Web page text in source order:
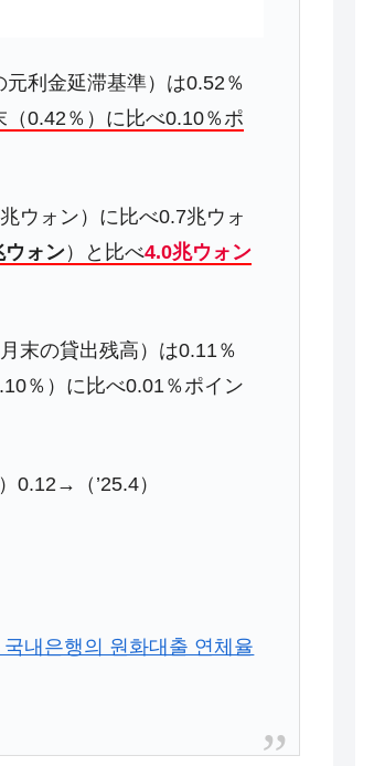
万ウォンを認定 ⇒ 総額3兆7,000億
と公示
みしたのでは。
売れている。6カ月で対前年同期比
⇒ だから無理だってば。
当期純利益は前年同期比13.4倍に。
利金延滞基準）は0.52％
（0.42％）に比べ0.10％ポ
ウォン）に比べ0.7兆ウォ
ウォン）と比べ4.0兆ウォン
末の貸出残高）は0.11％
％）に比べ0.01％ポイン
0.12→（’25.4）
국내은행의 원화대출 연체율